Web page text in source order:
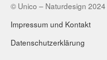
© Unico – Naturdesign 2024
Impressum und Kontakt
Datenschutzerklärung